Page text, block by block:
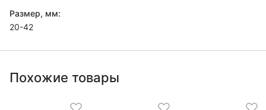
Размер, мм:
20-42
Похожие товары